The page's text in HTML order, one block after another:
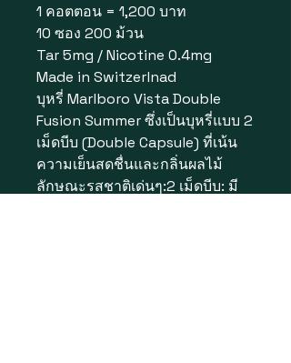
1 คอตตอน = 1,200 บาท
10 ซอง 200 ม้วน
Tar 5mg / Nicotine 0.4mg
Made in Switzerlnad
บุหรี่ Marlboro Vista Double
Fusion Summer ซึ่งเป็นบุหรี่แบบ 2
เม็ดบีบ (Double Capsule) ที่เน้น
ความเย็นสดชื่นและกลิ่นผลไม้
ลักษณะรสชาติเด่นๆ:2 เม็ดบีบ: มี